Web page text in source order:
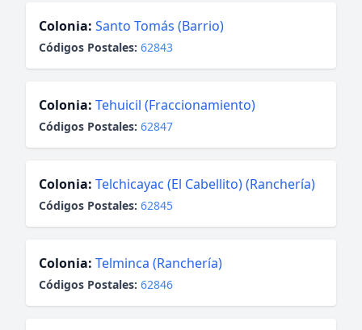
Colonia: Santo Tomás (Barrio)
Códigos Postales: 62843
Colonia: Tehuicil (Fraccionamiento)
Códigos Postales: 62847
Colonia: Telchicayac (El Cabellito) (Ranchería)
Códigos Postales: 62845
Colonia: Telminca (Ranchería)
Códigos Postales: 62846